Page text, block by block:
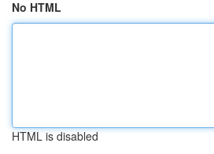
No HTML
HTML is disabled